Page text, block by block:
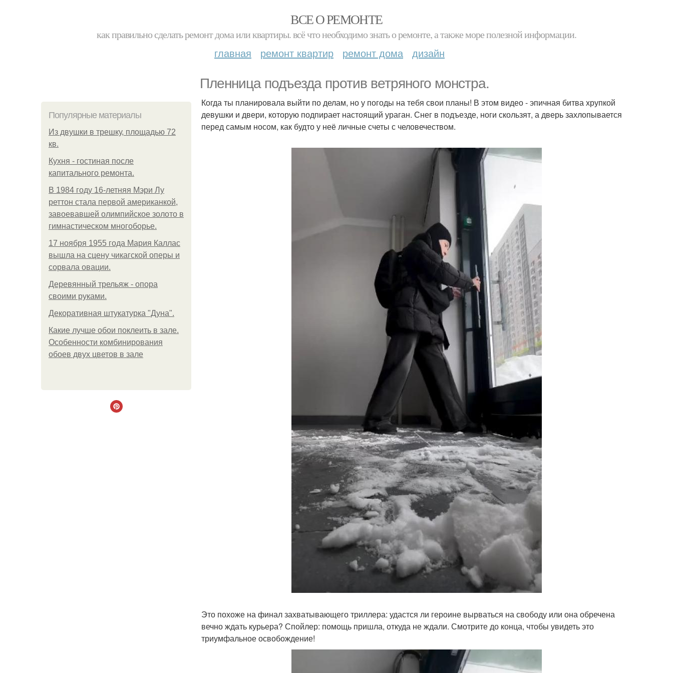
ВСЕ О РЕМОНТЕ
как правильно сделать ремонт дома или квартиры. всё что необходимо знать о ремонте, а также море полезной информации.
главная ремонт квартир ремонт дома дизайн
Пленница подъезда против ветряного монстра.
Популярные материалы
Из двушки в трешку, площадью 72
кв.
Кухня - гостиная после
капитального ремонта.
В 1984 году 16-летняя Мэри Лу
реттон стала первой американкой,
завоевавшей олимпийское золото в
гимнастическом многоборье.
17 ноября 1955 года Мария Каллас
вышла на сцену чикагской оперы и
сорвала овации.
Деревянный трельяж - опора
своими руками.
Декоративная штукатурка "Дуна".
Какие лучше обои поклеить в зале.
Особенности комбинирования
обоев двух цветов в зале
Когда ты планировала выйти по делам, но у погоды на тебя свои планы! В этом видео - эпичная битва хрупкой
девушки и двери, которую подпирает настоящий ураган. Снег в подъезде, ноги скользят, а дверь захлопывается
перед самым носом, как будто у неё личные счеты с человечеством.
Это похоже на финал захватывающего триллера: удастся ли героине вырваться на свободу или она обречена
вечно ждать курьера? Спойлер: помощь пришла, откуда не ждали. Смотрите до конца, чтобы увидеть это
триумфальное освобождение!